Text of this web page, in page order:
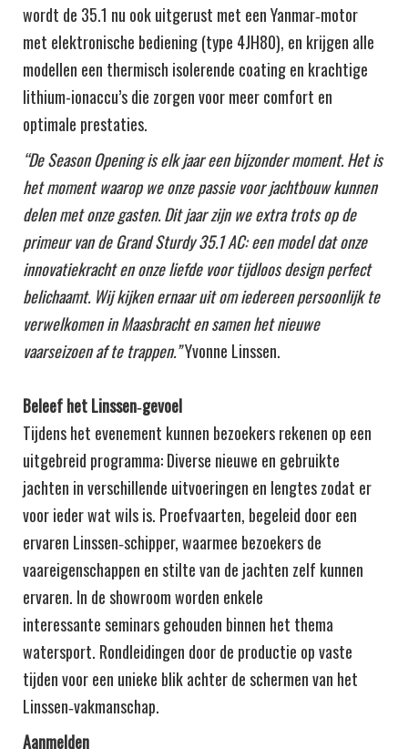
wordt de 35.1 nu ook uitgerust met een Yanmar‑motor
met elektronische bediening (type 4JH80), en krijgen alle
modellen een thermisch isolerende coating en krachtige
lithium-ionaccu’s die zorgen voor meer comfort en
optimale prestaties.
“De Season Opening is elk jaar een bijzonder moment. Het is
het moment waarop we onze passie voor jachtbouw kunnen
delen met onze gasten. Dit jaar zijn we extra trots op de
primeur van de Grand Sturdy 35.1 AC: een model dat onze
innovatiekracht en onze liefde voor tijdloos design perfect
belichaamt. Wij kijken ernaar uit om iedereen persoonlijk te
verwelkomen in Maasbracht en samen het nieuwe
vaarseizoen af te trappen.”Yvonne Linssen.
Beleef het Linssen‑gevoel
Tijdens het evenement kunnen bezoekers rekenen op een
uitgebreid programma: Diverse nieuwe en gebruikte
jachten in verschillende uitvoeringen en lengtes zodat er
voor ieder wat wils is. Proefvaarten, begeleid door een
ervaren Linssen‑schipper, waarmee bezoekers de
vaareigenschappen en stilte van de jachten zelf kunnen
ervaren. In de showroom worden enkele
interessante seminars gehouden binnen het thema
watersport. Rondleidingen door de productie op vaste
tijden voor een unieke blik achter de schermen van het
Linssen‑vakmanschap.
Aanmelden